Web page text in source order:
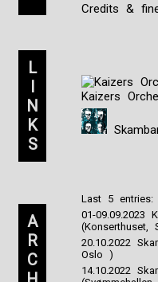
Credits &
L
I
N
K
S
Kaizers
A
R
C
Last 5 entries:
01-09.09.2023
(Konserthuset,
20.10.2022
Oslo )
14.10.2022